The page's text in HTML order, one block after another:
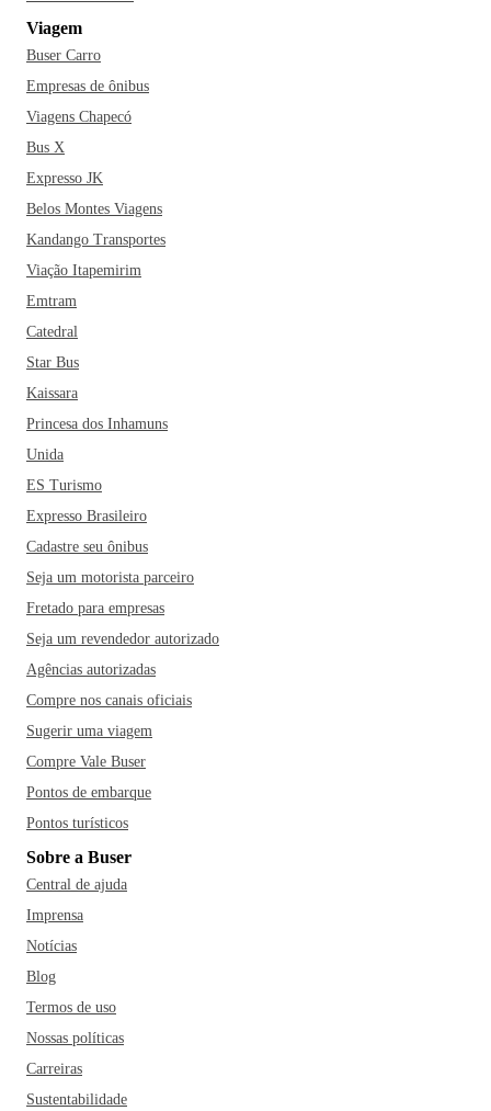
todas as partes do mundo. Curta São Paulo ao máximo e
viva tudo que a cidade tem para oferecer!
Viagem
Buser Carro
Empresas de ônibus
Viagens Chapecó
Bus X
Expresso JK
Belos Montes Viagens
Kandango Transportes
Viação Itapemirim
Emtram
Catedral
Star Bus
Kaissara
Princesa dos Inhamuns
Unida
ES Turismo
Expresso Brasileiro
Cadastre seu ônibus
Seja um motorista parceiro
Fretado para empresas
Seja um revendedor autorizado
Agências autorizadas
Compre nos canais oficiais
Sugerir uma viagem
Compre Vale Buser
Pontos de embarque
Pontos turísticos
Sobre a Buser
Central de ajuda
Imprensa
Notícias
Blog
Termos de uso
Nossas políticas
Carreiras
Sustentabilidade